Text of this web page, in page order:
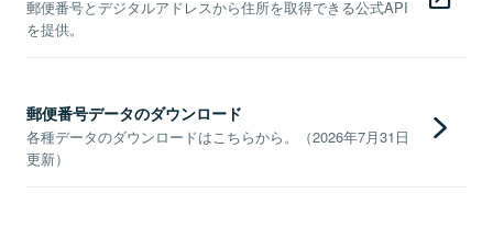
郵便番号とデジタルアドレスから住所を取得できる公式API
を提供。
郵便番号データのダウンロード
各種データのダウンロードはこちらから。（2026年7月31日
更新）